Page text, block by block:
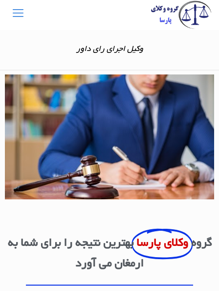
وکیل اجرای رای داور
گروه وکلای پارسا بهترین نتیجه را برای شما به
ارمغان می آورد